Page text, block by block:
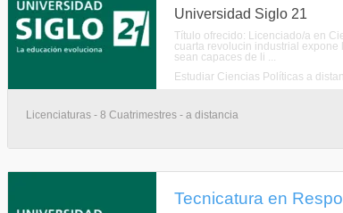
Universidad Siglo 21
Título ofrecido: Licenciado/a en
cuarta revolucin industrial
sean capaces de li ...
Estudiar Ciencias Políticas a
Licenciaturas - 8 Cuatrimestres - a distancia
Tecnicatura en